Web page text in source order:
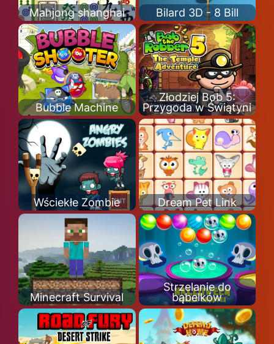
Mahjong shanghai Bilard 3D - 8 Bill
Bubble Machine
Złodziej Bob 5:
Przygoda w Świątyni
Wściekłe Zombie Dream Pet Link
Minecraft Survival
Strzelanie do
bąbelków